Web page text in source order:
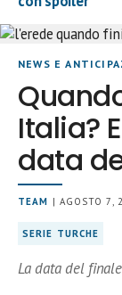
NEWS E
Italia?
data
TEAM | AGOSTO 7,
SERIE TURCHE
La data del finale